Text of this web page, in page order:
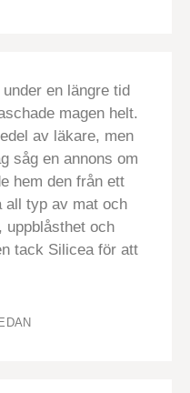
en längre tid
magen helt.
av läkare, men
såg en annons om
hem den från ett
all typ av mat och
uppblåsthet och
tack Silicea för att